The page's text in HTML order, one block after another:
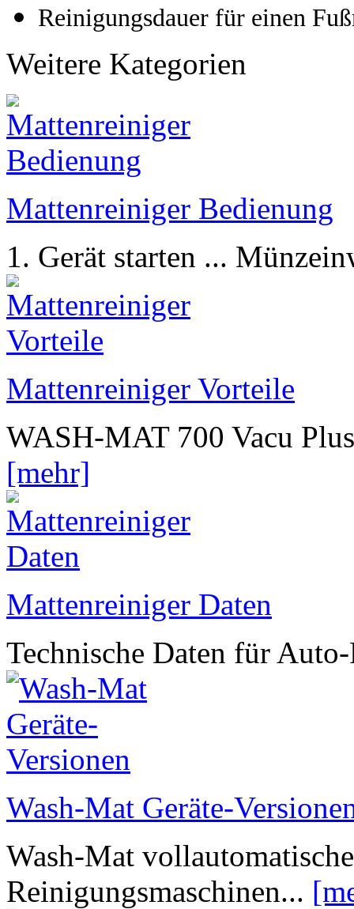
Reinigungsdauer für einen
Weitere Kategorien
Mattenreiniger Bedienung
1. Gerät starten ...
Mattenreiniger Vorteile
WASH-MAT 700 Vacu
[mehr]
Mattenreiniger Daten
Technische Daten für
Wash-Mat Geräte-
Wash-Mat
Reinigungsmaschinen...